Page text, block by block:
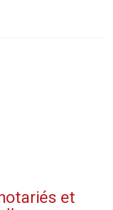
et